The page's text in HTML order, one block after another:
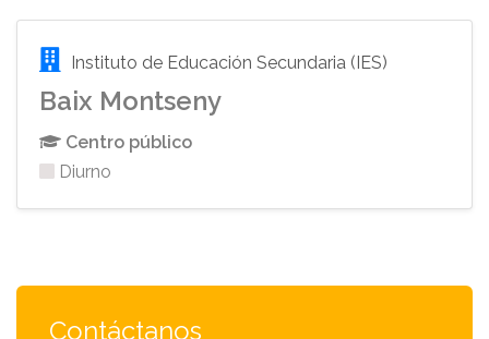
Instituto de Educación Secundaria (IES)
Baix Montseny
Centro público
Diurno
Contáctanos